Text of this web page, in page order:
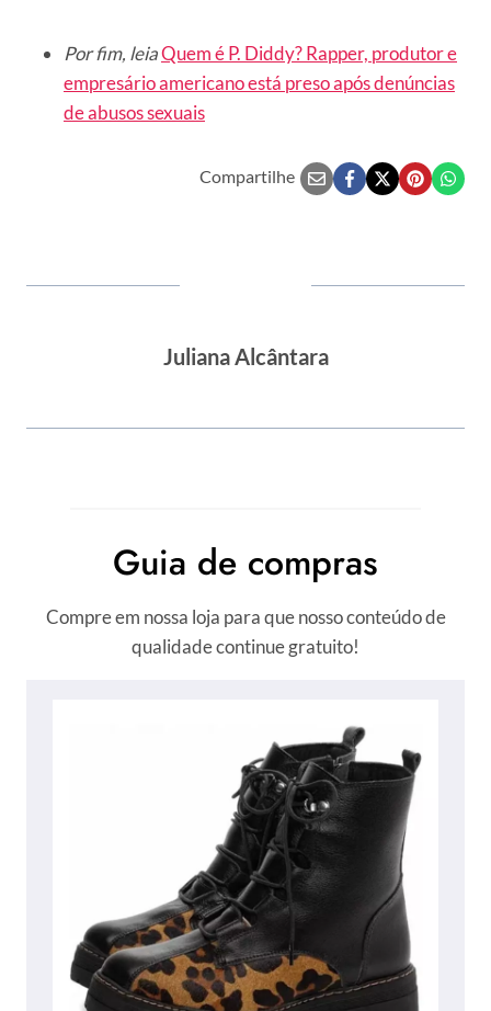
Por fim, leiaQuem é P. Diddy? Rapper, produtor e
empresário americano está preso após denúncias
de abusos sexuais
Compartilhe
Juliana Alcântara
Guia de compras
Compre em nossa loja para que nosso conteúdo de
qualidade continue gratuito!